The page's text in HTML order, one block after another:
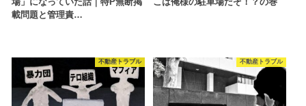
載問題と管理責…
不動産トラブル 不動産トラブル